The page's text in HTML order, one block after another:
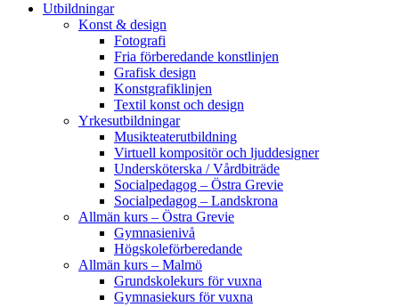
Utbildningar
Konst & design
Fotografi
Fria förberedande konstlinjen
Grafisk design
Konstgrafiklinjen
Textil konst och design
Yrkesutbildningar
Musikteaterutbildning
Virtuell kompositör och ljuddesigner
Undersköterska / Vårdbiträde
Socialpedagog – Östra Grevie
Socialpedagog – Landskrona
Allmän kurs – Östra Grevie
Gymnasienivå
Högskoleförberedande
Allmän kurs – Malmö
Grundskolekurs för vuxna
Gymnasiekurs för vuxna